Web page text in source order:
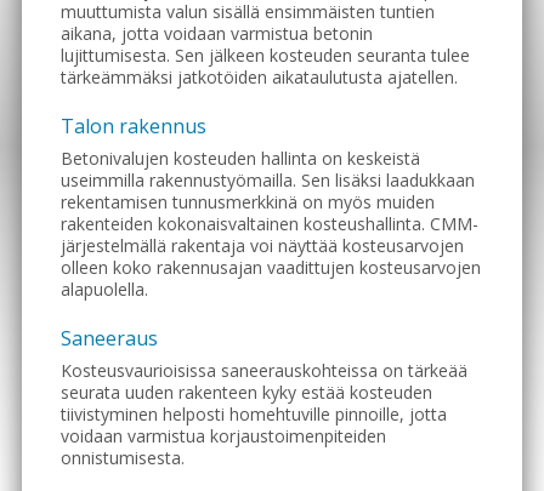
muuttumista valun sisällä ensimmäisten tuntien
aikana, jotta voidaan varmistua betonin
lujittumisesta. Sen jälkeen kosteuden seuranta tulee
tärkeämmäksi jatkotöiden aikataulutusta ajatellen.
Talon rakennus
Betonivalujen kosteuden hallinta on keskeistä
useimmilla rakennustyömailla. Sen lisäksi laadukkaan
rekentamisen tunnusmerkkinä on myös muiden
rakenteiden kokonaisvaltainen kosteushallinta. CMM-
järjestelmällä rakentaja voi näyttää kosteusarvojen
olleen koko rakennusajan vaadittujen kosteusarvojen
alapuolella.
Saneeraus
Kosteusvaurioisissa saneerauskohteissa on tärkeää
seurata uuden rakenteen kyky estää kosteuden
tiivistyminen helposti homehtuville pinnoille, jotta
voidaan varmistua korjaustoimenpiteiden
onnistumisesta.